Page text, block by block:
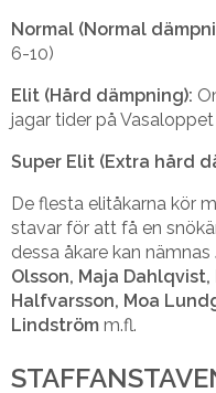
Normal (Normal
6-10)
Elit (Hård dämpning):
jagar tider på
Super Elit (Extra hård
De flesta elitåkarna kör
stavar för att få en
dessa åkare kan nämnas
Olsson, Maja
Halfvarsson, Moa
Lindström m.fl.